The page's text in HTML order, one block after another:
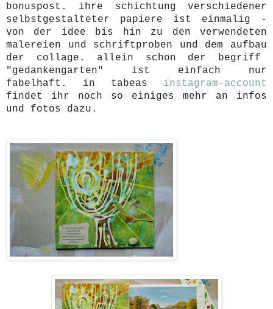
bonuspost. ihre schichtung verschiedener
selbstgestalteter papiere ist einmalig -
von der idee bis hin zu den verwendeten
malereien und schriftproben und dem aufbau
der collage. allein schon der begriff
"gedankengarten" ist einfach nur
fabelhaft. in tabeas instagram-account
findet ihr noch so einiges mehr an infos
und fotos dazu.